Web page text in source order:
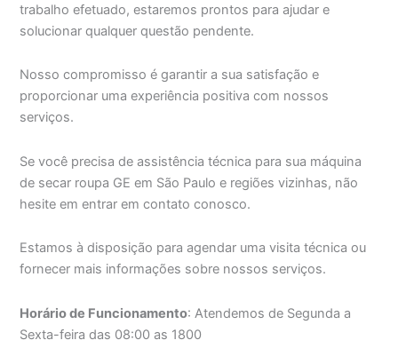
trabalho efetuado, estaremos prontos para ajudar e
solucionar qualquer questão pendente.
Nosso compromisso é garantir a sua satisfação e
proporcionar uma experiência positiva com nossos
serviços.
Se você precisa de assistência técnica para sua máquina
de secar roupa GE em São Paulo e regiões vizinhas, não
hesite em entrar em contato conosco.
Estamos à disposição para agendar uma visita técnica ou
fornecer mais informações sobre nossos serviços.
Horário de Funcionamento: Atendemos de Segunda a
Sexta-feira das 08:00 as 1800